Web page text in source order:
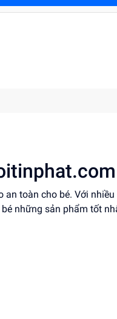
an toàn cho bé. Với
những sản phẩm tốt